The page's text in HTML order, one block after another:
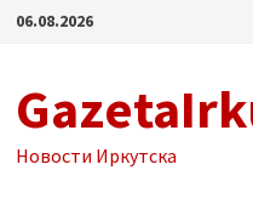
Перейти
06.08.2026
Новости Иркутска